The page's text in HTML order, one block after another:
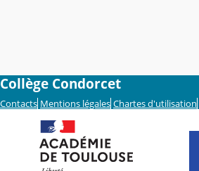
Collège Condorcet
Contacts Mentions légales Chartes d'utilisation